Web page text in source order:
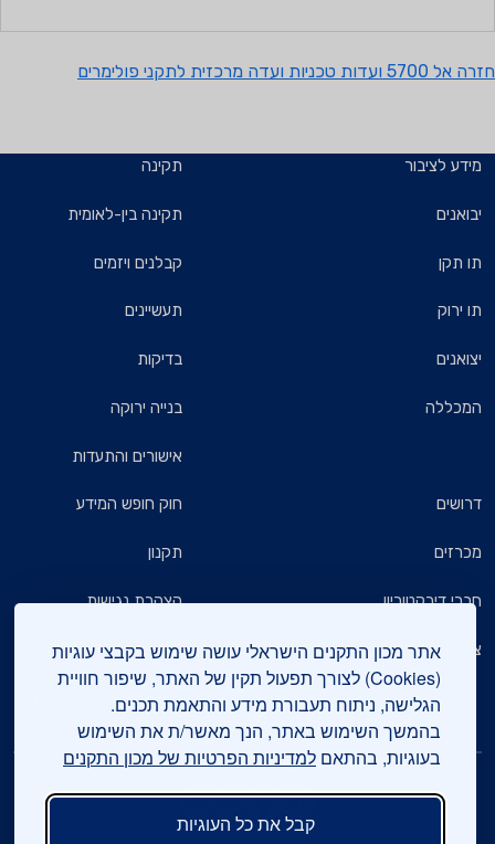
אתר מכון התקנים הישראלי עושה שימוש בקבצי עוגיות
(Cookies) לצורך תפעול תקין של האתר, שיפור חוויית
הגלישה, ניתוח תעבורת מידע והתאמת תכנים.
בהמשך השימוש באתר, הנך מאשר/ת את השימוש
בעוגיות, בהתאם למדיניות הפרטיות של מכון התקנים
קבל את כל העוגיות
חזרה אל 5700 ועדות טכניות ועדה מרכזית לתקני פולימרים
מידע לציבור
יבואנים
תו תקן
תו ירוק
יצואנים
המכללה
תקינה
תקינה בין-לאומית
קבלנים ויזמים
תעשיינים
בדיקות
בנייה ירוקה
אישורים והתעדות
דרושים
מכרזים
חברי דירקטוריון
צרו קשר
חוק חופש המידע
תקנון
הצהרת נגישות
מדיניות הגנת הפרטיות
שאלות ותשובות כלליות
עיקבו אחרינו
צרו קשר